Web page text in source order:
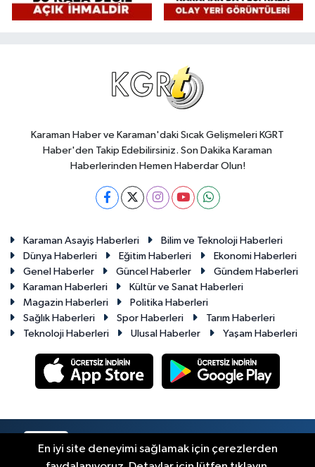
Karaman Haber ve Karaman'daki Sıcak Gelişmeleri KGRT
Haber'den Takip Edebilirsiniz. Son Dakika Karaman
Haberlerinden Hemen Haberdar Olun!
Karaman Asayiş Haberleri
Bilim ve Teknoloji Haberleri
Dünya Haberleri
Eğitim Haberleri
Ekonomi Haberleri
Genel Haberler
Güncel Haberler
Gündem Haberleri
Karaman Haberleri
Kültür ve Sanat Haberleri
Magazin Haberleri
Politika Haberleri
Sağlık Haberleri
Spor Haberleri
Tarım Haberleri
Teknoloji Haberleri
Ulusal Haberler Yaşam Haberleri
En iyi site deneyimi sağlamak için çerezlerden